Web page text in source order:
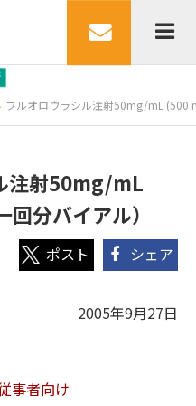
フルオロウラシル注射50mg/mL (500
注射50mg/mL
分バイアル）
シェア
2005年9月27日
事者向け